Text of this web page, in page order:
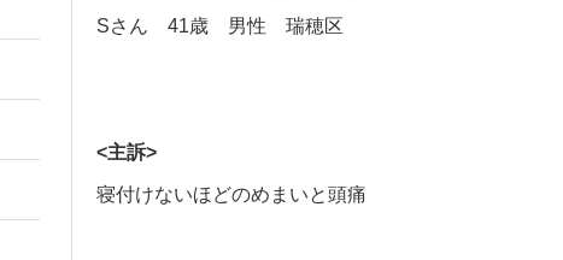
Sさん 41歳 男性 瑞穂区
<主訴>
寝付けないほどのめまいと頭痛